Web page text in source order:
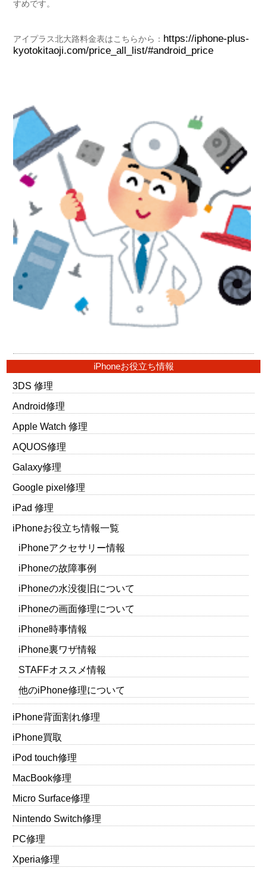
すめです。
アイプラス北大路料金表はこちらから： https://iphone-plus-
kyotokitaoji.com/price_all_list/#android_price
iPhoneお役立ち情報
3DS 修理
Android修理
Apple Watch 修理
AQUOS修理
Galaxy修理
Google pixel修理
iPad 修理
iPhoneお役立ち情報一覧
iPhoneアクセサリー情報
iPhoneの故障事例
iPhoneの水没復旧について
iPhoneの画面修理について
iPhone時事情報
iPhone裏ワザ情報
STAFFオススメ情報
他のiPhone修理について
iPhone背面割れ修理
iPhone買取
iPod touch修理
MacBook修理
Micro Surface修理
Nintendo Switch修理
PC修理
Xperia修理